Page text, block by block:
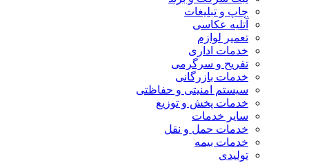
چاپ و تبلیغات
آتلیه عکاسی
تعمیر لوازم
خدمات اداری
تفریح و سرگرمی
خدمات بازرگانی
سیستم امنیتی و حفاظتی
خدمات پخش و توزیع
سایر خدمات
خدمات حمل و نقل
خدمات بیمه
تولیدی